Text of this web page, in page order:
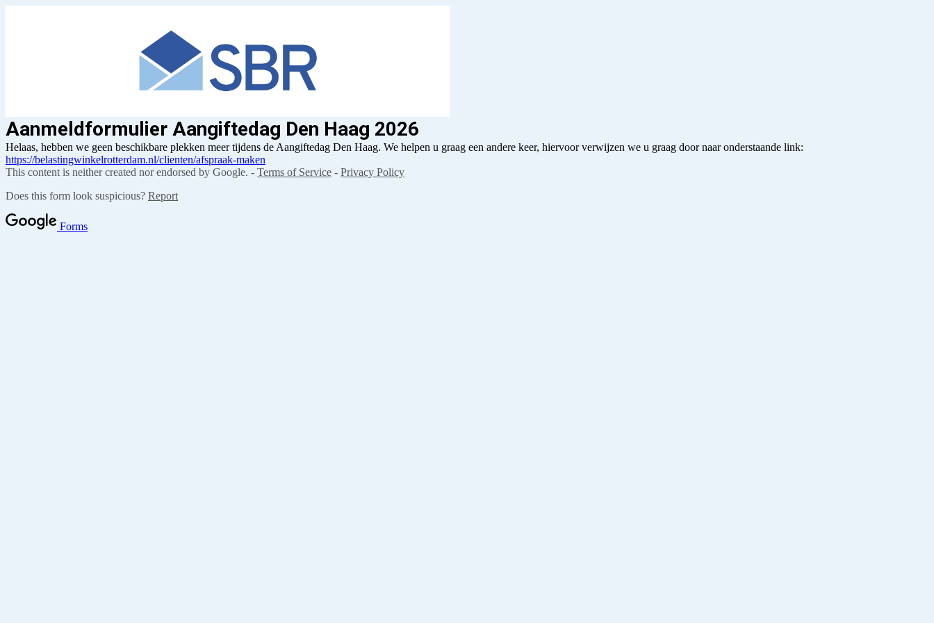
Aanmeldformulier Aangiftedag Den Haag 2026
Helaas, hebben we geen beschikbare plekken meer tijdens de Aangiftedag Den Haag. We helpen u graag een andere keer, hiervoor verwijzen we u graag door naar onderstaande link:
https://belastingwinkelrotterdam.nl/clienten/afspraak-maken
This content is neither created nor endorsed by Google. - Terms of Service - Privacy Policy
Does this form look suspicious? Report
Forms